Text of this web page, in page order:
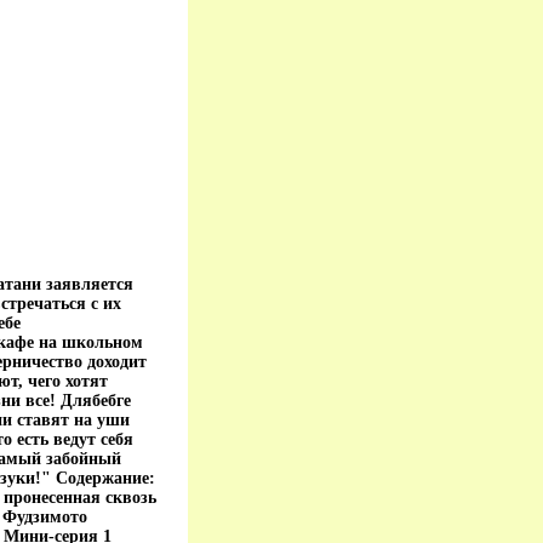
заявляется
с их
на школьном
доходит
чего хотят
все! Длябебге
ставят на уши
есть ведут себя
забойный
Содержание:
сквозь
Фудзимото
серия 1